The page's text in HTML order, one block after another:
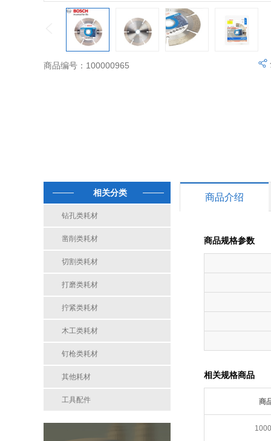
商品编号：100000965
相关分类
钻孔类耗材
凿削类耗材
切割类耗材
打磨类耗材
拧紧类耗材
木工类耗材
钉枪类耗材
其他耗材
工具配件
商品介绍
商品规格参数
相关规格商品
商